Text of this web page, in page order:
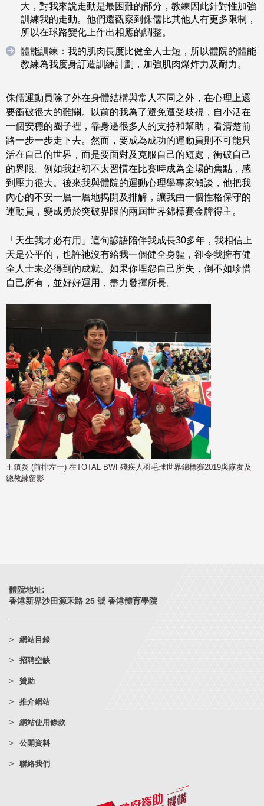
大，對我來說走動是最困難的部分，教練因此針對性加強
訓練我的走動。他們還觀察到侏儒比其他人有更多限制，
所以在球路變化上作出相應的調整。
體能訓練：我的肌肉長度比健全人士短，所以體院的體能
教練為我度身訂造訓練計劃，加強肌肉爆炸力及耐力。
侏儒運動員除了外在身體結構與常人不同之外，在心理上還
要衝破很大的難關。以前的我為了避免遭受歧視，自小活在
一個安穩的圈子裡，靠身邊很多人的支持和幫助，看清楚前
路一步一步走下去。然而，要成為成功的運動員則不可能只
活在自己的世界，而是要面對及克服自己的短處，衝破自己
的界限。例如我起初不太習慣在比賽時成為全場的焦點，感
到壓力很大。後來我與體院的運動心理學專家傾談，他把我
內心的不安一層一層地揭開及排解，讓我由一個性格保守的
運動員，變成勇於突破界限的兩屆世界錦標賽金牌得主。
「天生我才必有用」這句諺語陪伴我成長30多年，我相信上
天是公平的，也許祂沒有給我一個健全身軀，卻令我擁有健
全人士未必得到的成就。如果你埋怨自己所失，倒不如珍惜
自己所有，並好好運用，盡力發揮所長。
王鎮炎 (前排左一) 在TOTAL BWF殘疾人羽毛球世界錦標賽2019與隊友及
總教練留影
體院地址:
香港新界沙田源禾路 25 號 香港體育學院
網站目錄
招聘空缺
贊助
推介網站
網站使用條款
公開資料
聯絡我們